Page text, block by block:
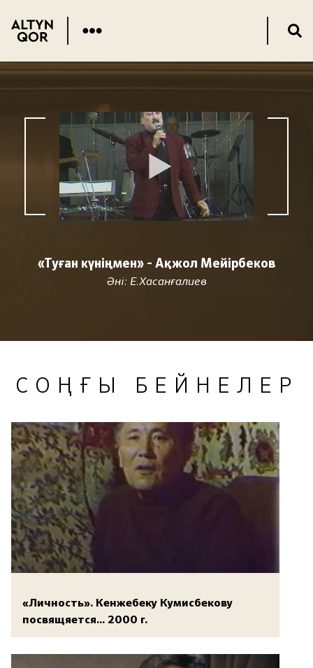
«Туған күніңмен» - Ақжол Мейірбеков
Әні: Е.Хасанғалиев
СОҢҒЫ БЕЙНЕЛЕР
«Личность». Кенжебеку Кумисбекову
посвящяется... 2000 г.